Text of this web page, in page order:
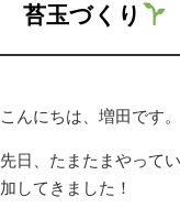
苔玉づくり
こんにちは、増田です。
先日、たまたまやって
加してきました！